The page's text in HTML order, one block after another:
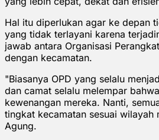
Hal itu diperlukan agar ke depan
yang tidak terlayani karena
jawab antara Organisasi
dengan kecamatan.
"Biasanya OPD yang selalu
dan camat selalu melempar
kewenangan mereka. Nanti,
tingkat kecamatan sesuai wilayah
Agung.